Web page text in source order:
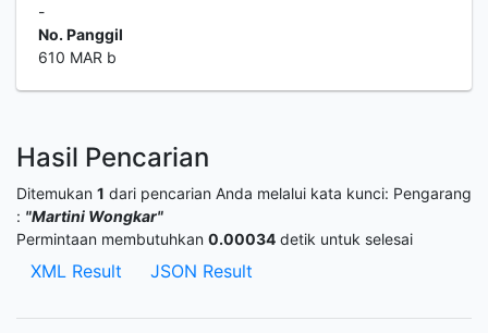
-
No. Panggil
610 MAR b
Hasil Pencarian
Ditemukan 1 dari pencarian Anda melalui kata kunci: Pengarang
: "Martini Wongkar"
Permintaan membutuhkan 0.00034 detik untuk selesai
XML Result JSON Result